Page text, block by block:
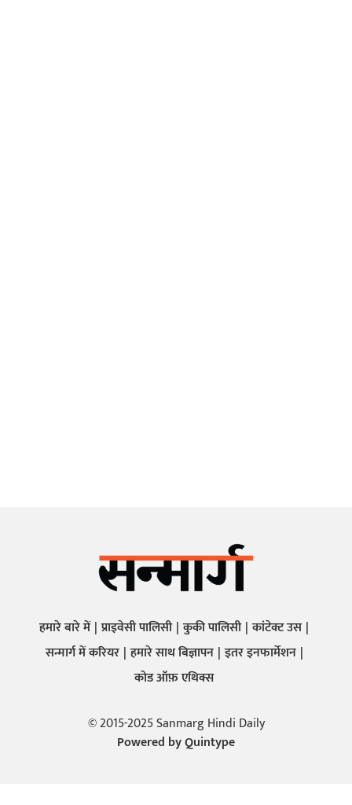
हमारे बारे में प्राइवेसी पालिसी कुकी पालिसी कांटेक्ट उस
सन्मार्ग में करियर हमारे साथ बिज्ञापन इतर इनफार्मेशन
कोड ऑफ़ एथिक्स
© 2015-2025 Sanmarg Hindi Daily
Powered byQuintype